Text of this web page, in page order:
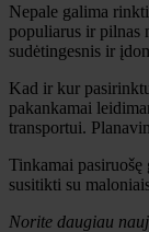
Nepale galima
populiarus ir pilnas
sudėtingesnis ir
Kad ir kur
pakankamai
transportui.
Tinkamai pasiruošę
susitikti su
Norite daugiau